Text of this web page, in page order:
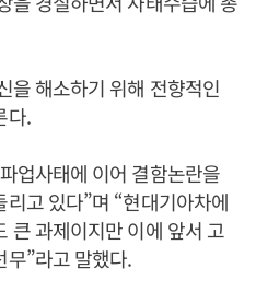
을 해소하기 위해 전향적인
다.
업사태에 이어 결함논란을
고 있다”며 “현대기아차에
큰 과제이지만 이에 앞서 고
”라고 말했다.